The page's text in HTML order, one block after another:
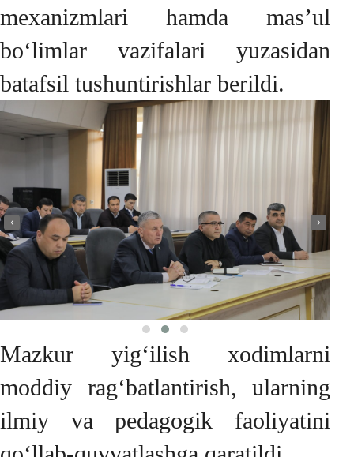
mexanizmlari hamda mas’ul
bo‘limlar vazifalari yuzasidan
batafsil tushuntirishlar berildi.
‹ ›
Mazkur yig‘ilish xodimlarni
moddiy rag‘batlantirish, ularning
ilmiy va pedagogik faoliyatini